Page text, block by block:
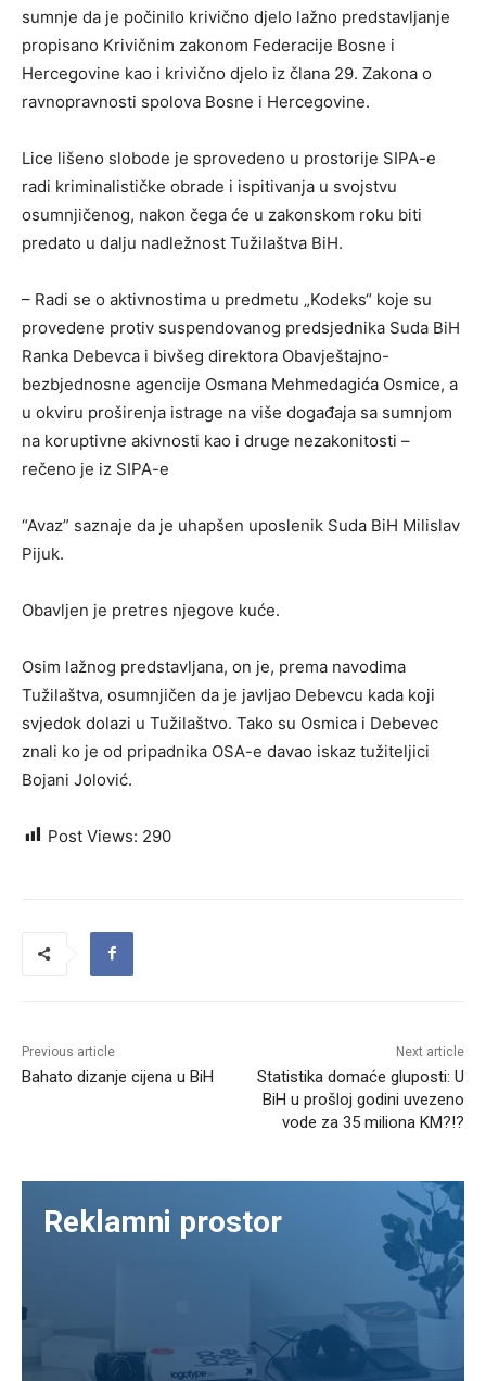
sumnje da je počinilo krivično djelo lažno predstavljanje
propisano Krivičnim zakonom Federacije Bosne i
Hercegovine kao i krivično djelo iz člana 29. Zakona o
ravnopravnosti spolova Bosne i Hercegovine.
Lice lišeno slobode je sprovedeno u prostorije SIPA-e
radi kriminalističke obrade i ispitivanja u svojstvu
osumnjičenog, nakon čega će u zakonskom roku biti
predato u dalju nadležnost Tužilaštva BiH.
– Radi se o aktivnostima u predmetu „Kodeks“ koje su
provedene protiv suspendovanog predsjednika Suda BiH
Ranka Debevca i bivšeg direktora Obavještajno-
bezbjednosne agencije Osmana Mehmedagića Osmice, a
u okviru proširenja istrage na više događaja sa sumnjom
na koruptivne akivnosti kao i druge nezakonitosti –
rečeno je iz SIPA-e
“Avaz” saznaje da je uhapšen uposlenik Suda BiH Milislav
Pijuk.
Obavljen je pretres njegove kuće.
Osim lažnog predstavljana, on je, prema navodima
Tužilaštva, osumnjičen da je javljao Debevcu kada koji
svjedok dolazi u Tužilaštvo. Tako su Osmica i Debevec
znali ko je od pripadnika OSA-e davao iskaz tužiteljici
Bojani Jolović.
Post Views: 290
Previous article
Bahato dizanje cijena u BiH
Next article
Statistika domaće gluposti: U
BiH u prošloj godini uvezeno
vode za 35 miliona KM?!?
Reklamni prostor